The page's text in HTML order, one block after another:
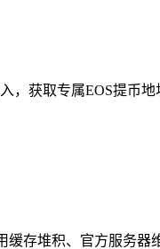
，获取专属EOS提币地
存堆积、官方服务器